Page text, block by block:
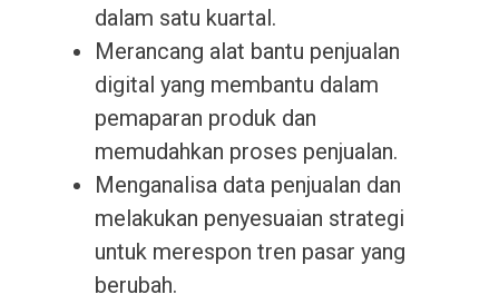
dalam satu kuartal.
Merancang alat bantu penjualan
digital yang membantu dalam
pemaparan produk dan
memudahkan proses penjualan.
Menganalisa data penjualan dan
melakukan penyesuaian strategi
untuk merespon tren pasar yang
berubah.